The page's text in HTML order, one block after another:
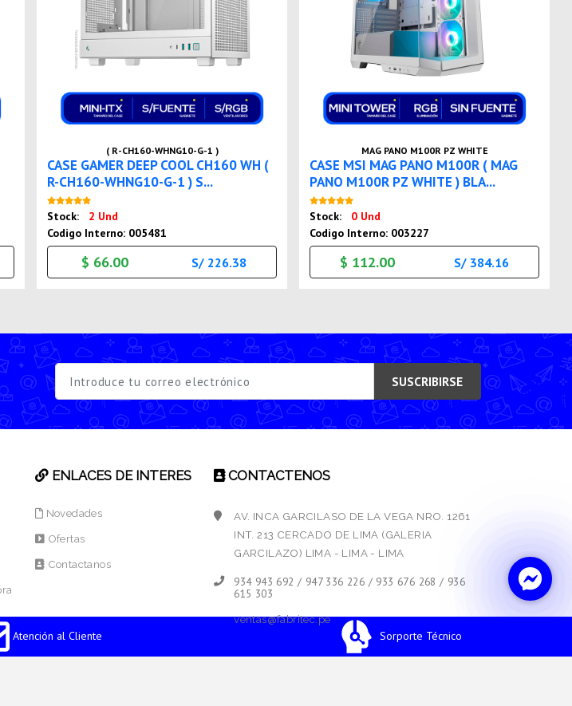
( R-CH160-WHNG10-G-1 )
CASE GAMER DEEP COOL CH160 WH (
R-CH160-WHNG10-G-1 ) S...
Stock:
2 Und
Codigo Interno: 005481
$ 66.00 S/ 226.38
MAG PANO M100R PZ WHITE
CASE MSI MAG PANO M100R ( MAG
PANO M100R PZ WHITE ) BLA...
Stock:
0 Und
Codigo Interno: 003227
$ 112.00 S/ 384.16
SUSCRIBIRSE
Atención al Cliente Sorporte Técnico
ENLACES DE INTERES
Novedades
Ofertas
Contactanos
CONTACTENOS
AV. INCA GARCILASO DE LA VEGA NRO. 1261
INT. 213 CERCADO DE LIMA (GALERIA
GARCILAZO) LIMA - LIMA - LIMA
934 943 692 / 947 336 226 / 933 676 268 / 936
615 303
ventas@fabritec.pe